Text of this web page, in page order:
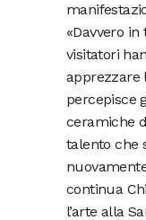
«Davvero
visitatori
apprezzare
percepisce
ceramiche
talento che
continua
l’arte alla